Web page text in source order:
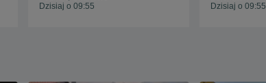
Dzisiaj o 09:55
Dzisiaj o 09:55